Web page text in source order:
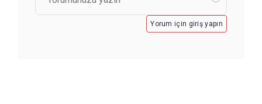
Yorum için giriş yapın